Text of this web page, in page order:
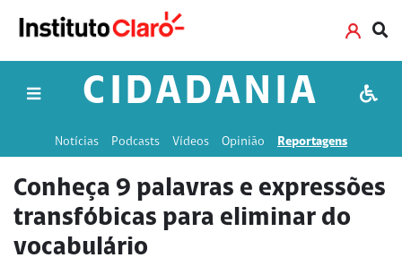
CIDADANIA
Notícias Podcasts Vídeos Opinião Reportagens
Conheça 9 palavras e expressões
transfóbicas para eliminar do
vocabulário